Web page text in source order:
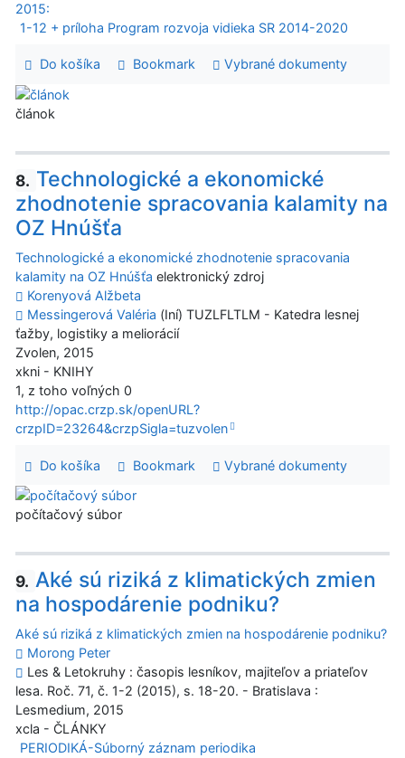
2015:
1-12 + príloha Program rozvoja vidieka SR 2014-2020
Do košíka Bookmark Vybrané dokumenty
článok
8. Technologické a ekonomické
zhodnotenie spracovania kalamity na
OZ Hnúšťa
Technologické a ekonomické zhodnotenie spracovania
kalamity na OZ Hnúšťa elektronický zdroj
Korenyová Alžbeta
Messingerová Valéria (Iní) TUZLFLTLM - Katedra lesnej
ťažby, logistiky a meliorácií
Zvolen, 2015
xkni - KNIHY
1, z toho voľných 0
http://opac.crzp.sk/openURL?
crzpID=23264&crzpSigla=tuzvolen
Do košíka Bookmark Vybrané dokumenty
počítačový súbor
9. Aké sú riziká z klimatických zmien
na hospodárenie podniku?
Aké sú riziká z klimatických zmien na hospodárenie podniku?
Morong Peter
Les & Letokruhy : časopis lesníkov, majiteľov a priateľov
lesa. Roč. 71, č. 1-2 (2015), s. 18-20. - Bratislava :
Lesmedium, 2015
xcla - ČLÁNKY
PERIODIKÁ-Súborný záznam periodika